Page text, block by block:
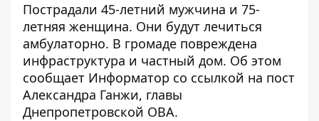
Пострадали 45-летний мужчина и 75-
летняя женщина. Они будут лечиться
амбулаторно. В громаде повреждена
инфраструктура и частный дом. Об этом
сообщает Информатор со ссылкой на пост
Александра Ганжи, главы
Днепропетровской ОВА.